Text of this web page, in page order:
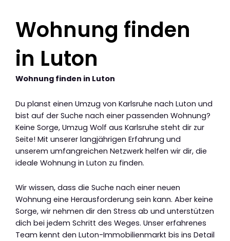
Wohnung finden
in Luton
Wohnung finden in Luton
Du planst einen Umzug von Karlsruhe nach Luton und
bist auf der Suche nach einer passenden Wohnung?
Keine Sorge, Umzug Wolf aus Karlsruhe steht dir zur
Seite! Mit unserer langjährigen Erfahrung und
unserem umfangreichen Netzwerk helfen wir dir, die
ideale Wohnung in Luton zu finden.
Wir wissen, dass die Suche nach einer neuen
Wohnung eine Herausforderung sein kann. Aber keine
Sorge, wir nehmen dir den Stress ab und unterstützen
dich bei jedem Schritt des Weges. Unser erfahrenes
Team kennt den Luton-Immobilienmarkt bis ins Detail